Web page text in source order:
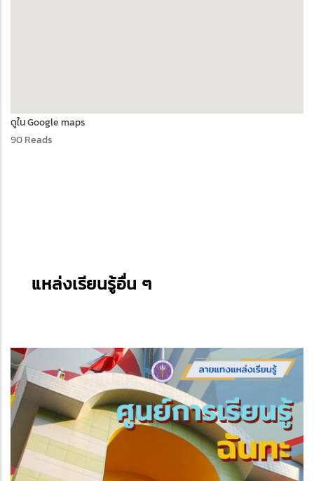
ดูใน Google maps
90 Reads
แหล่งเรียนรู้อื่น ๆ